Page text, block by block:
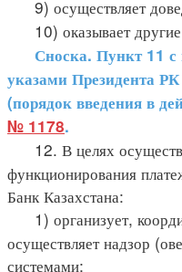
9) осуществляет
10) оказывает другие
Сноска. Пункт 11 с
указами Президента
(порядок введения в
№ 1178.
12. В целях
функционирования
Банк Казахстана:
1) организует,
осуществляет надзор
системами;